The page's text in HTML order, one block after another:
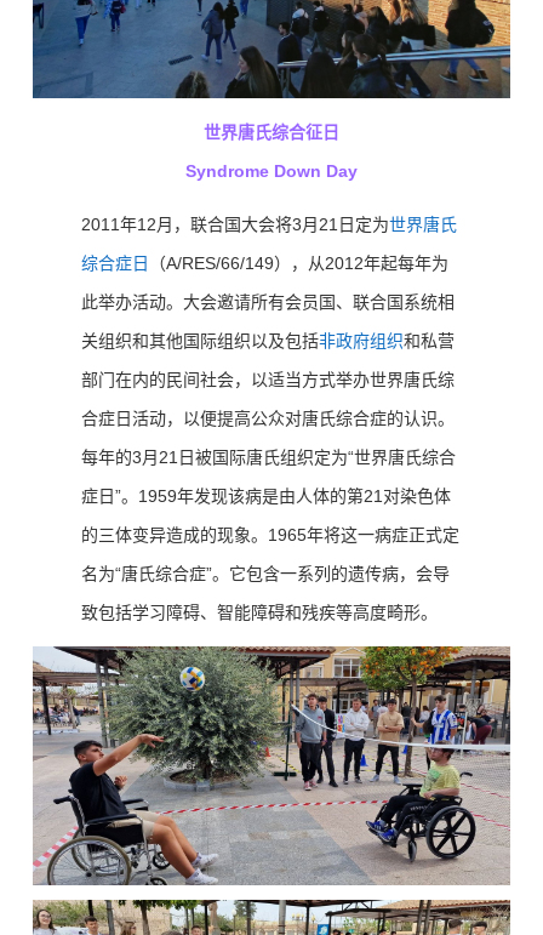
世界唐氏综合征日
Syndrome Down Day
2011年12月，联合国大会将3月21日定为世界唐氏
综合症日
（A/RES/66/149），从2012年起每年为
此举办活动。大会邀请所有会员国、联合国系统相
关组织和其他国际组织以及包括非政府组织和私营
部门在内的民间社会，以适当方式举办世界唐氏综
合症日活动，以便提高公众对唐氏综合症的认识。
每年的3月21日被国际唐氏组织定为“世界唐氏综合
症日”。1959年发现该病是由人体的第21对染色体
的三体变异造成的现象。1965年将这一病症正式定
名为“唐氏综合症”。它包含一系列的遗传病，会导
致包括学习障碍、智能障碍和残疾等高度畸形。